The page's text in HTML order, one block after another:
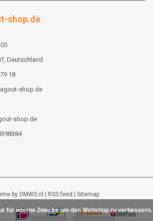
shop.de
Deutschland
18
shop.de
shop.de
by DMWS.nl RSS feed Sitemap
für interne Zwecke um den Webshop zu verbessern.